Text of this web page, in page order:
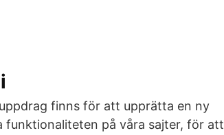
finns för att upprätta en ny
på våra sajter, för att